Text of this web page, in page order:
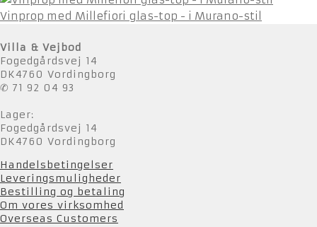
Vinprop med Millefiori glas-top - i Murano-stil
Villa & Vejbod
Fogedgårdsvej 14
DK4760 Vordingborg
✆ 71 92 04 93
Lager:
Fogedgårdsvej 14
DK4760 Vordingborg
Handelsbetingelser
Leveringsmuligheder
Bestilling og betaling
Om vores virksomhed
Overseas Customers